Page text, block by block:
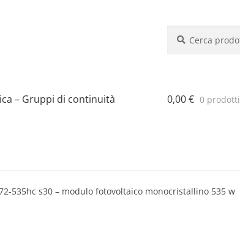
– Gruppi di continuità
Shop
0,00€ 0 prodotti
535hc s30 – modulo fotovoltaico monocristallino 535 w